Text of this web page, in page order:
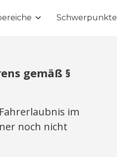
Schwerpunkte
gemäß §
im
noch nicht